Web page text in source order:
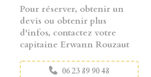
Pour réserver, obtenir un
devis ou obtenir plus
d'infos, contactez votre
capitaine Erwann Rouzaut
06 23 89 90 48